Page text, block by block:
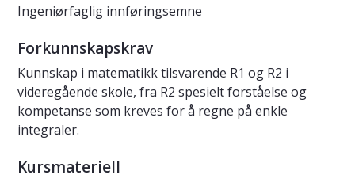
Ingeniørfaglig innføringsemne
Forkunnskapskrav
Kunnskap i matematikk tilsvarende R1 og R2 i
videregående skole, fra R2 spesielt forståelse og
kompetanse som kreves for å regne på enkle
integraler.
Kursmateriell